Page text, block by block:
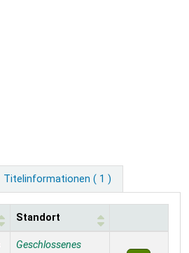
Titelinformationen ( 1 )
Standort
Geschlossenes